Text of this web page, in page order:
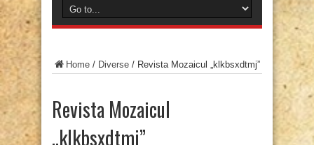
Home / Diverse / Revista Mozaicul „klkbsxdtmj”
Revista Mozaicul
„klkbsxdtmj”